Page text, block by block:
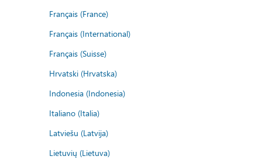
Français (France)
Français (International)
Français (Suisse)
Hrvatski (Hrvatska)
Indonesia (Indonesia)
Italiano (Italia)
Latviešu (Latvija)
Lietuvių (Lietuva)